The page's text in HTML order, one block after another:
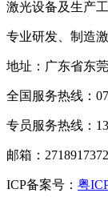
激光设备及生产
专业研发、制造
地址：广东省东
全国服务热线：
专员服务热线：
邮箱：
ICP备案号： 粤